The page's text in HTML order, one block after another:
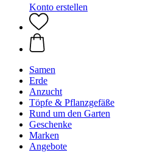
Konto erstellen
Samen
Erde
Anzucht
Töpfe & Pflanzgefäße
Rund um den Garten
Geschenke
Marken
Angebote